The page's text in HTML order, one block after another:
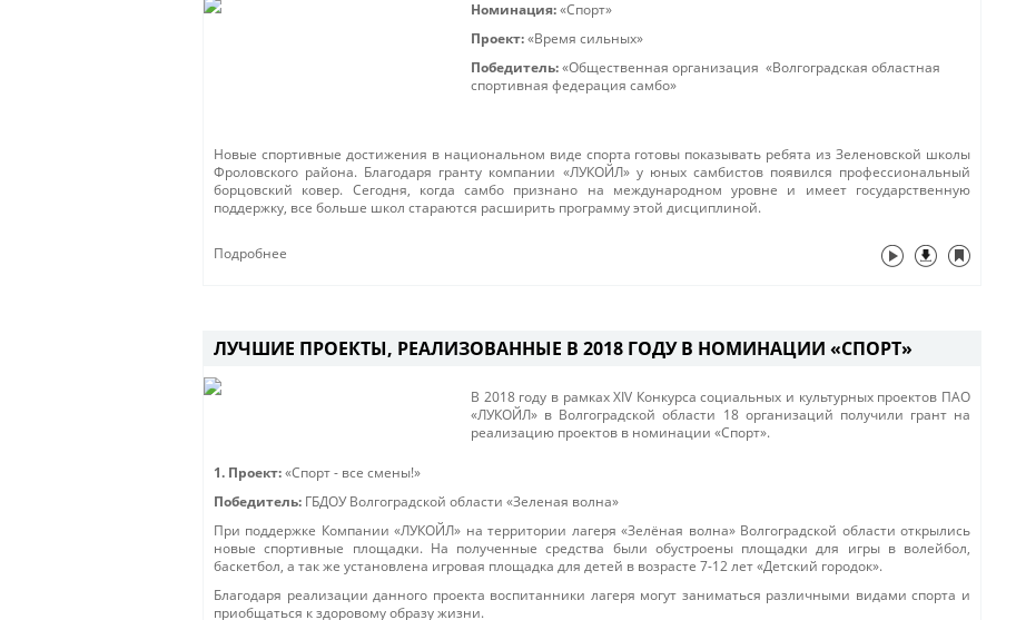
Номинация: «Спорт»
Проект: «Время сильных»
Победитель: «Общественная организация «Волгоградская областная
спортивная федерация самбо»
Новые спортивные достижения в национальном виде спорта готовы показывать ребята из Зеленовской школы
Фроловского района. Благодаря гранту компании «ЛУКОЙЛ» у юных самбистов появился профессиональный
борцовский ковер. Сегодня, когда самбо признано на международном уровне и имеет государственную
поддержку, все больше школ стараются расширить программу этой дисциплиной.
Подробнее
ЛУЧШИЕ ПРОЕКТЫ, РЕАЛИЗОВАННЫЕ В 2018 ГОДУ В НОМИНАЦИИ «СПОРТ»
В 2018 году в рамках ХIV Конкурса социальных и культурных проектов ПАО
«ЛУКОЙЛ» в Волгоградской области 18 организаций получили грант на
реализацию проектов в номинации «Спорт».
1. Проект: «Спорт - все смены!»
Победитель: ГБДОУ Волгоградской области «Зеленая волна»
При поддержке Компании «ЛУКОЙЛ» на территории лагеря «Зелёная волна» Волгоградской области открылись
новые спортивные площадки. На полученные средства были обустроены площадки для игры в волейбол,
баскетбол, а так же установлена игровая площадка для детей в возрасте 7-12 лет «Детский городок».
Благодаря реализации данного проекта воспитанники лагеря могут заниматься различными видами спорта и
приобщаться к здоровому образу жизни.